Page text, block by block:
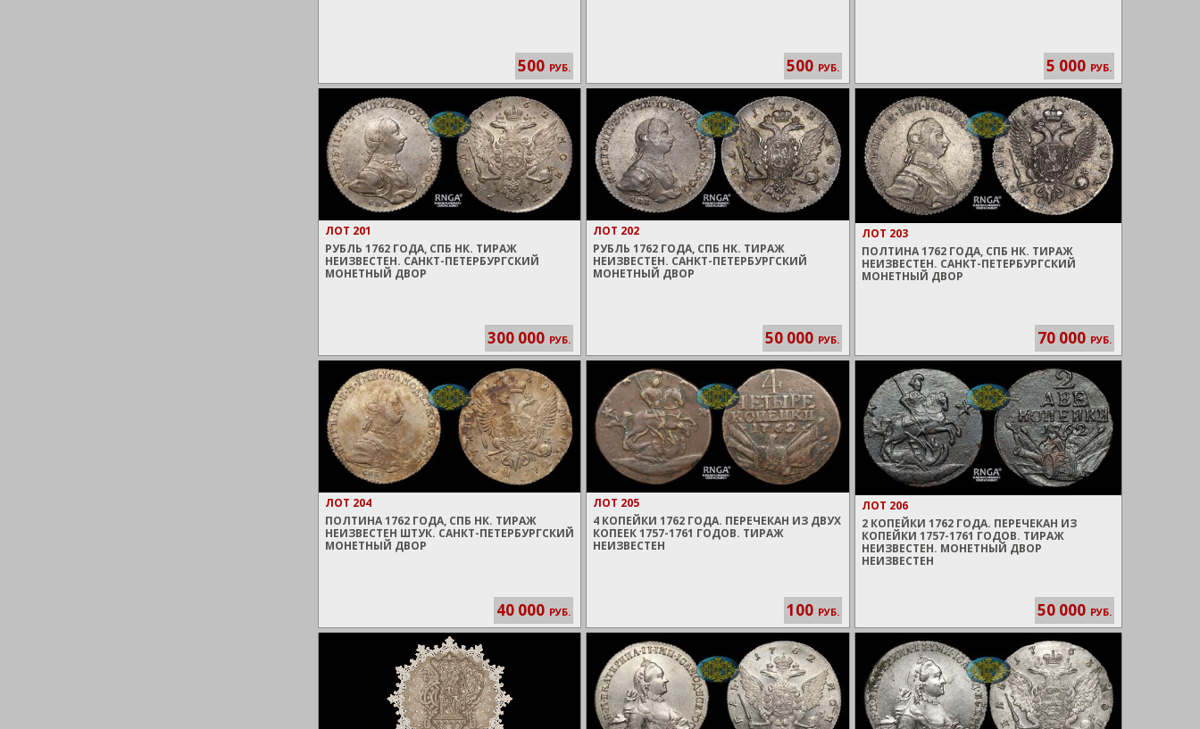
500 РУБ. 500 РУБ. 5 000 РУБ.
ЛОТ 201
РУБЛЬ 1762 ГОДА, СПБ НК. ТИРАЖ
НЕИЗВЕСТЕН. САНКТ-ПЕТЕРБУРГСКИЙ
МОНЕТНЫЙ ДВОР
300 000 РУБ.
ЛОТ 202
РУБЛЬ 1762 ГОДА, СПБ НК. ТИРАЖ
НЕИЗВЕСТЕН. САНКТ-ПЕТЕРБУРГСКИЙ
МОНЕТНЫЙ ДВОР
50 000 РУБ.
ЛОТ 203
ПОЛТИНА 1762 ГОДА, СПБ НК. ТИРАЖ
НЕИЗВЕСТЕН. САНКТ-ПЕТЕРБУРГСКИЙ
МОНЕТНЫЙ ДВОР
70 000 РУБ.
ЛОТ 204
ПОЛТИНА 1762 ГОДА, СПБ НК. ТИРАЖ
НЕИЗВЕСТЕН ШТУК. САНКТ-ПЕТЕРБУРГСКИЙ
МОНЕТНЫЙ ДВОР
40 000 РУБ.
ЛОТ 205
4 КОПЕЙКИ 1762 ГОДА. ПЕРЕЧЕКАН ИЗ ДВУХ
КОПЕЕК 1757-1761 ГОДОВ. ТИРАЖ
НЕИЗВЕСТЕН
100 РУБ.
ЛОТ 206
2 КОПЕЙКИ 1762 ГОДА. ПЕРЕЧЕКАН ИЗ
КОПЕЙКИ 1757-1761 ГОДОВ. ТИРАЖ
НЕИЗВЕСТЕН. МОНЕТНЫЙ ДВОР
НЕИЗВЕСТЕН
50 000 РУБ.